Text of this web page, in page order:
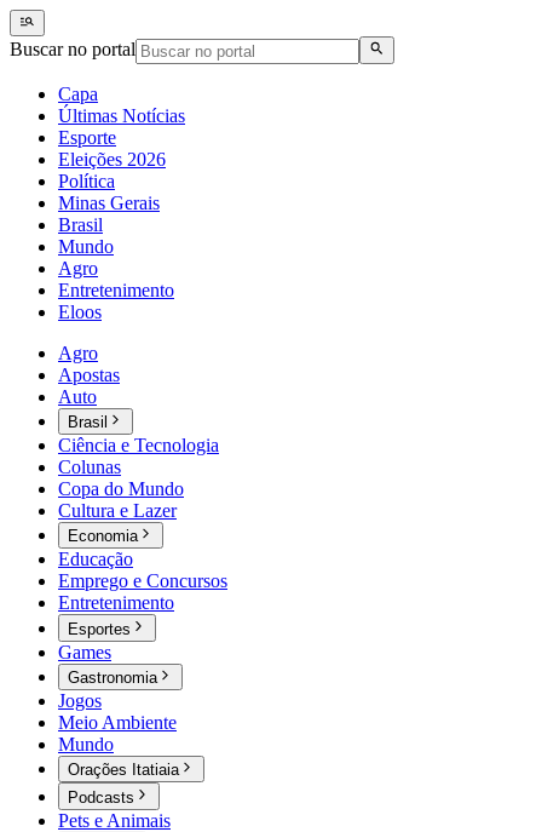
Buscar no portal
Capa
Últimas Notícias
Esporte
Eleições 2026
Política
Minas Gerais
Brasil
Mundo
Agro
Entretenimento
Eloos
Agro
Apostas
Auto
Brasil
Ciência e Tecnologia
Colunas
Copa do Mundo
Cultura e Lazer
Economia
Educação
Emprego e Concursos
Entretenimento
Esportes
Games
Gastronomia
Jogos
Meio Ambiente
Mundo
Orações Itatiaia
Podcasts
Pets e Animais